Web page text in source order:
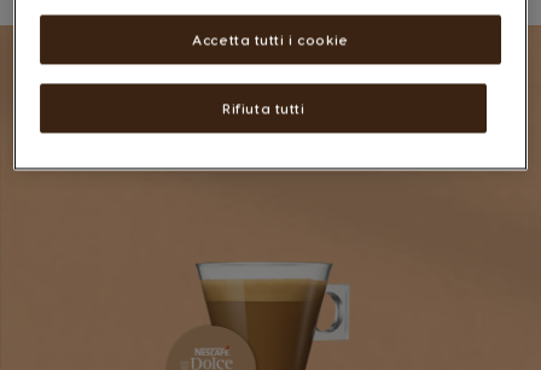
Rifiuta tutti
Accetta tutti i cookie